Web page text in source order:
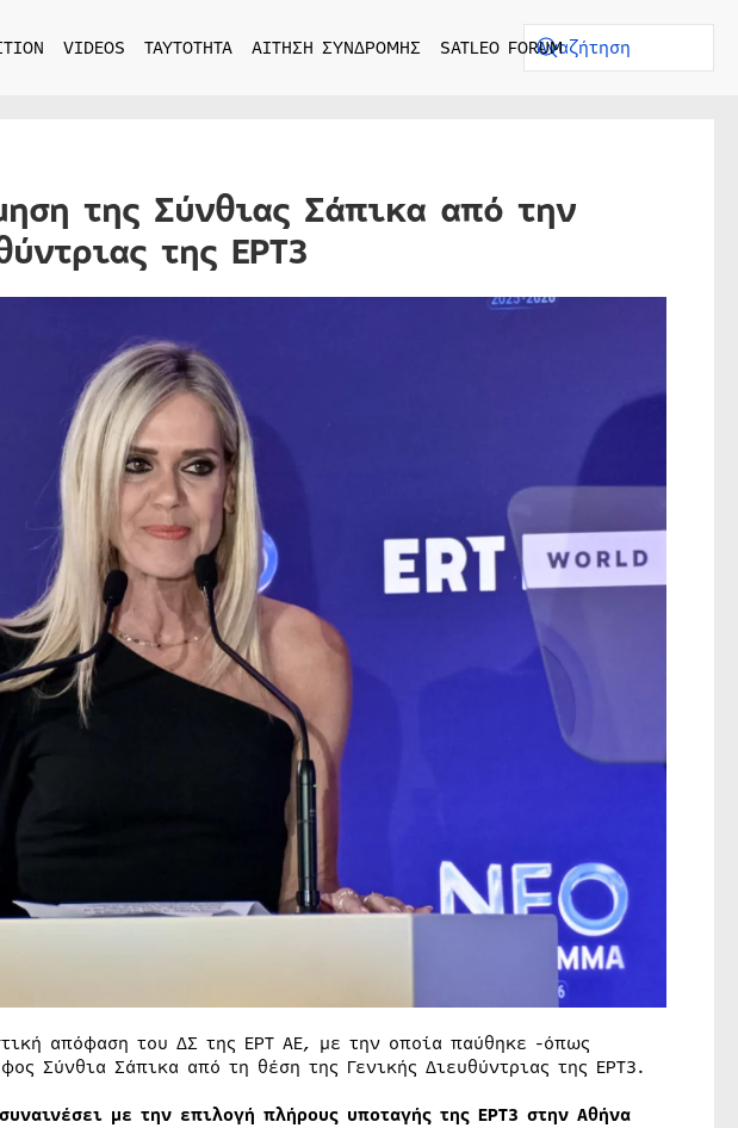
VIDEOS ΤΑΥΤΟΤΗΤΑ ΑΙΤΗΣΗ ΣΥΝΔΡΟΜΗΣ SATLEO FORUM
της Σύνθιας Σάπικα από την
της ΕΡΤ3
απόφαση του ΔΣ της ΕΡΤ ΑΕ, με την οποία παύθηκε -όπως
Σύνθια Σάπικα από τη θέση της Γενικής Διευθύντριας της ΕΡΤ3.
με την επιλογή πλήρους υποταγής της ΕΡΤ3 στην Αθήνα